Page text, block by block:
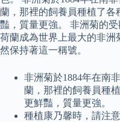
蘭，那裡的飼養員種植了
豔，質量更強。 非洲菊的
荷蘭成為世界上最大的非洲
然保持著這一稱號。
非洲菊於1884年在南
蘭，那裡的飼養員種
更鮮豔，質量更強。
種植康乃馨時，請注